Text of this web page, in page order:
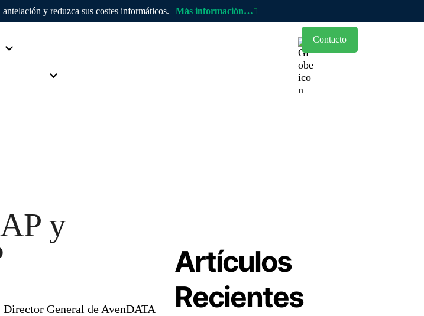
y reduzca sus costes informáticos. Más información…
Contacto
y
General de AvenDATA
Artículos
Recientes